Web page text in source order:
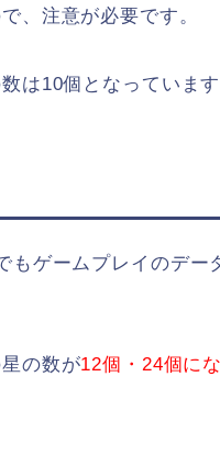
、注意が必要です。
は10個となっています
もゲームプレイのデー
の数が12個・24個に